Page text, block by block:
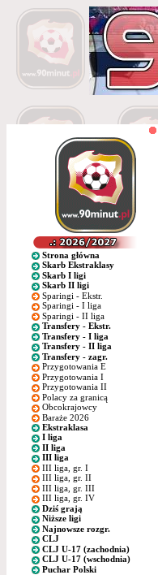
Strona główna
Skarb Ekstraklasy
Skarb I ligi
Skarb II ligi
Sparingi - Ekstr.
Sparingi - I liga
Sparingi - II liga
Transfery - Ekstr.
Transfery - I liga
Transfery - II liga
Transfery - zagr.
Przygotowania E
Przygotowania I
Przygotowania II
Polacy za granicą
Obcokrajowcy
Baraże 2026
Ekstraklasa
I liga
II liga
III liga
III liga, gr. I
III liga, gr. II
III liga, gr. III
III liga, gr. IV
Dziś grają
Niższe ligi
Najnowsze rozgr.
CLJ
CLJ U-17 (zachodnia)
CLJ U-17 (wschodnia)
Puchar Polski